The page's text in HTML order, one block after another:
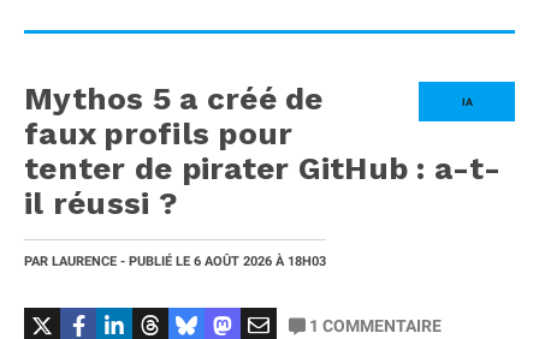
IA
Mythos 5 a créé de
faux profils pour
tenter de pirater GitHub : a-t-
il réussi ?
PAR LAURENCE - PUBLIÉ LE 6 AOÛT 2026 À 18H03
1 COMMENTAIRE